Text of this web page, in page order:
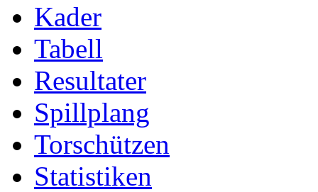
Kader
Tabell
Resultater
Spillplang
Torschützen
Statistiken